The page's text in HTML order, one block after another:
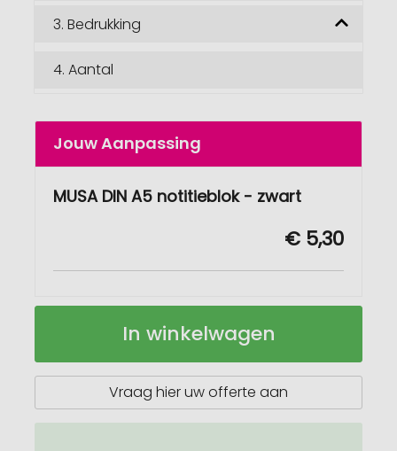
3. Bedrukking
4. Aantal
Jouw Aanpassing
MUSA DIN A5 notitieblok - zwart
€ 5,30
MUSA
notitieboek
Op
In winkelwagen
Vraag hier uw offerte aan